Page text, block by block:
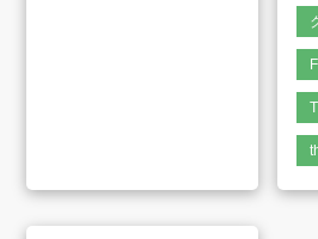
お知らせ